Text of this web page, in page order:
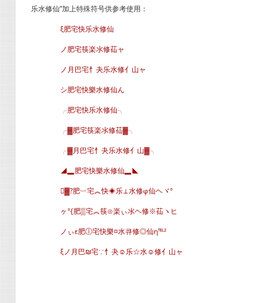
乐水修仙”加上特殊符号供参考使用：
ξ肥宅快乐水修仙
ノ肥宅筷楽氺修苮ャ
ノ月巴宅忄夬乐水修亻山ャ
シ肥宅快樂水修仙ん
╭肥宅快乐水修仙╮
╭▓肥宅筷楽氺修苮▓╮
╭▓月巴宅忄夬乐水修亻山▓╮
◢▂肥宅快樂水修仙▂◣
▓?肥︺宅︽快◈乐⊥水修φ仙ヘヾ°
ヶ°{肥▒宅︽筷⊙楽ぃ氺ヘ修※苮ヽヒ
ノぃε肥ⓛ宅快樂¤水큐修◎仙η℡²
ξノ月巴₪宅∵忄夬☺乐☆水☺修亻山ャ